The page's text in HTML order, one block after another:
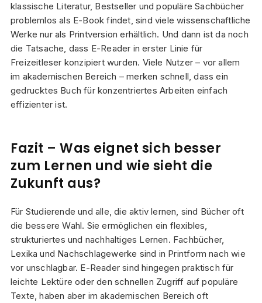
klassische Literatur, Bestseller und populäre Sachbücher
problemlos als E-Book findet, sind viele wissenschaftliche
Werke nur als Printversion erhältlich. Und dann ist da noch
die Tatsache, dass E-Reader in erster Linie für
Freizeitleser konzipiert wurden. Viele Nutzer – vor allem
im akademischen Bereich – merken schnell, dass ein
gedrucktes Buch für konzentriertes Arbeiten einfach
effizienter ist.
Fazit – Was eignet sich besser
zum Lernen und wie sieht die
Zukunft aus?
Für Studierende und alle, die aktiv lernen, sind Bücher oft
die bessere Wahl. Sie ermöglichen ein flexibles,
strukturiertes und nachhaltiges Lernen. Fachbücher,
Lexika und Nachschlagewerke sind in Printform nach wie
vor unschlagbar. E-Reader sind hingegen praktisch für
leichte Lektüre oder den schnellen Zugriff auf populäre
Texte, haben aber im akademischen Bereich oft